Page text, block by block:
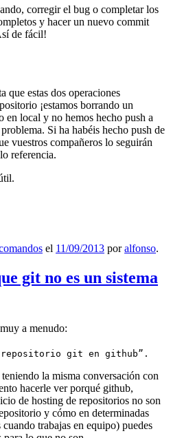
corregir el bug o completar los
y hacer un nuevo commit
de fácil!
que estas dos operaciones
¡estamos borrando un
en local y no hemos hecho push a
Si ha habéis hecho push de
vuestros compañeros lo seguirán
referencia.
el 11/09/2013 poralfonso.
git no es un sistema
a menudo:
repositorio git en github”.
la misma conversación con
hacerle ver porqué github,
de hosting de repositorios no son
y cómo en determinadas
trabajas en equipo) puedes